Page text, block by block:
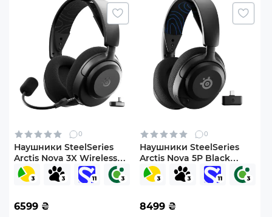
0
Наушники SteelSeries
Arctis Nova 3X Wireless
MultiPlatform/Xbox Black
(SS61689)
6599 ₴
0
Наушники SteelSeries
Arctis Nova 5P Black
(SS61673)
8499 ₴